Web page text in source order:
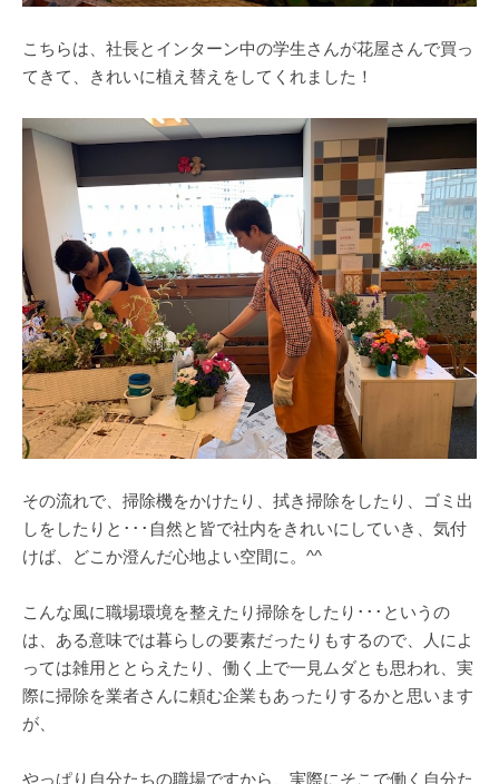
こちらは、社長とインターン中の学生さんが花屋さんで買っ
てきて、きれいに植え替えをしてくれました！
その流れで、掃除機をかけたり、拭き掃除をしたり、ゴミ出
しをしたりと･･･自然と皆で社内をきれいにしていき、気付
けば、どこか澄んだ心地よい空間に。^^
こんな風に職場環境を整えたり掃除をしたり･･･というの
は、ある意味では暮らしの要素だったりもするので、人によ
っては雑用ととらえたり、働く上で一見ムダとも思われ、実
際に掃除を業者さんに頼む企業もあったりするかと思います
が、
やっぱり自分たちの職場ですから、実際にそこで働く自分た